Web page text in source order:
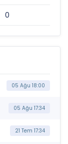
0
05 Ağu 18:00
05 Ağu 17:34
21 Tem 17:34